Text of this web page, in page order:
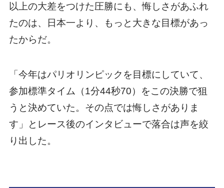
以上の大差をつけた圧勝にも、悔しさがあふれ
たのは、日本一より、もっと大きな目標があっ
たからだ。
「今年はパリオリンピックを目標にしていて、
参加標準タイム（1分44秒70）をこの決勝で狙
うと決めていた。その点では悔しさがありま
す」とレース後のインタビューで落合は声を絞
り出した。